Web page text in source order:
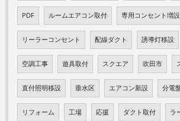
PDF ルームエアコン取付 専用コンセント増設
リーラーコンセント 配線ダクト 誘導灯移設
空調工事 遊具取付 スクエア 吹田市
直付照明移設 垂水区 エアコン新設 分電
リフォーム 工場 応援 ダクト取付 ラ